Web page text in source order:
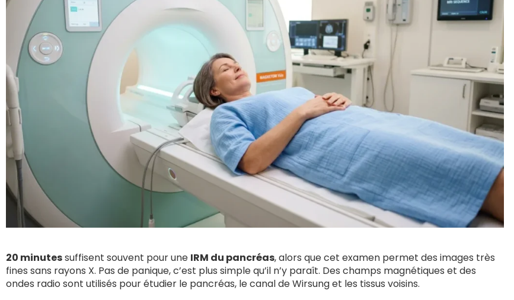
20 minutessuffisent souvent pour une IRM du pancréas, alors que cet examen permet des images très
fines sans rayons X. Pas de panique, c’est plus simple qu’il n’y paraît. Des champs magnétiques et des
ondes radio sont utilisés pour étudier le pancréas, le canal de Wirsung et les tissus voisins.